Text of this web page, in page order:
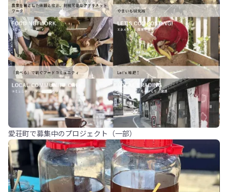
愛荘町で募集中のプロジェクト（一部）